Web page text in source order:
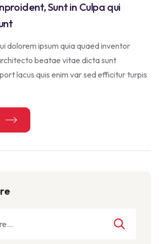
Sunt in Culpa qui
dolorem ipsum quia quaed inventor
beatae vitae dicta sunt
lacus quis enim var sed efficitur turpis